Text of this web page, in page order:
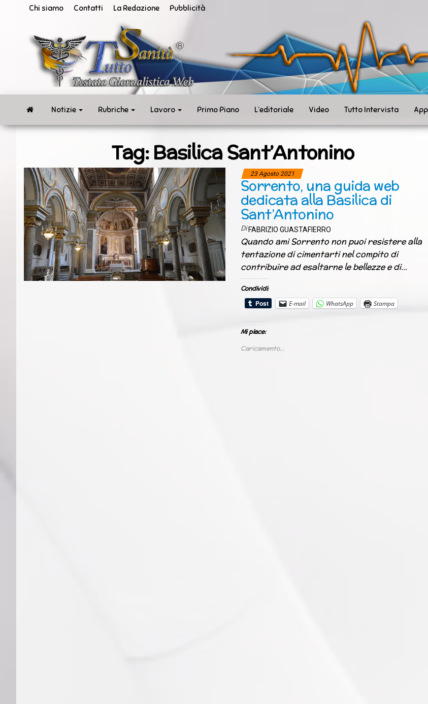
Chi siamo Contatti La Redazione Pubblicità
tempo
reale
Notizie Rubriche Lavoro Primo Piano L’editoriale Video Tutto Intervista
Tag:Basilica Sant’Antonino
23 Agosto 2021
Sorrento, una guida web
dedicata alla Basilica di
Sant’Antonino
Di FABRIZIO GUASTAFIERRO
Quando ami Sorrento non puoi resistere alla
tentazione di cimentarti nel compito di
contribuire ad esaltarne le bellezze e di…
Condividi:
E-mail
WhatsApp Stampa
Mi piace:
Caricamento...